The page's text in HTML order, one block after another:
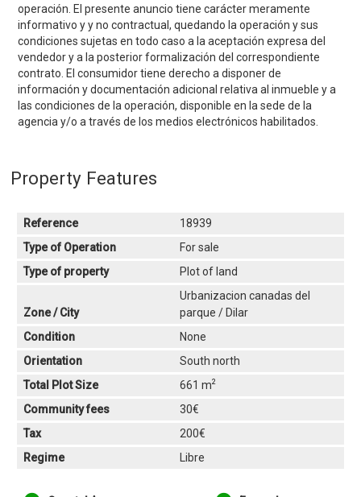
operación. El presente anuncio tiene carácter meramente
informativo y y no contractual, quedando la operación y sus
condiciones sujetas en todo caso a la aceptación expresa del
vendedor y a la posterior formalización del correspondiente
contrato. El consumidor tiene derecho a disponer de
información y documentación adicional relativa al inmueble y a
las condiciones de la operación, disponible en la sede de la
agencia y/o a través de los medios electrónicos habilitados.
Property Features
Reference
18939
Type of Operation
For sale
Type of property
Plot of land
Zone / City
Urbanizacion canadas del
parque / Dilar
Condition
None
Orientation
South north
Total Plot Size
661 m2
Community fees
30€
Tax
200€
Regime
Libre